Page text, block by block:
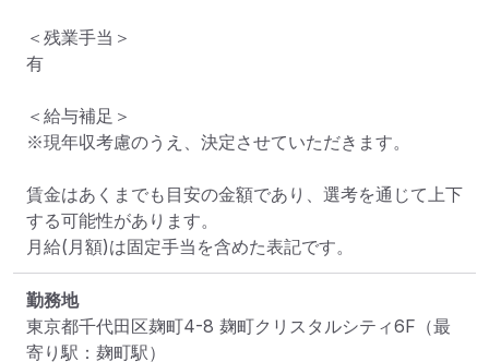
＜残業手当＞
有
＜給与補足＞
※現年収考慮のうえ、決定させていただきます。
賃金はあくまでも目安の金額であり、選考を通じて上下
する可能性があります。
月給(月額)は固定手当を含めた表記です。
勤務地
東京都千代田区麹町4-8 麹町クリスタルシティ6F （最
寄り駅：麹町駅）